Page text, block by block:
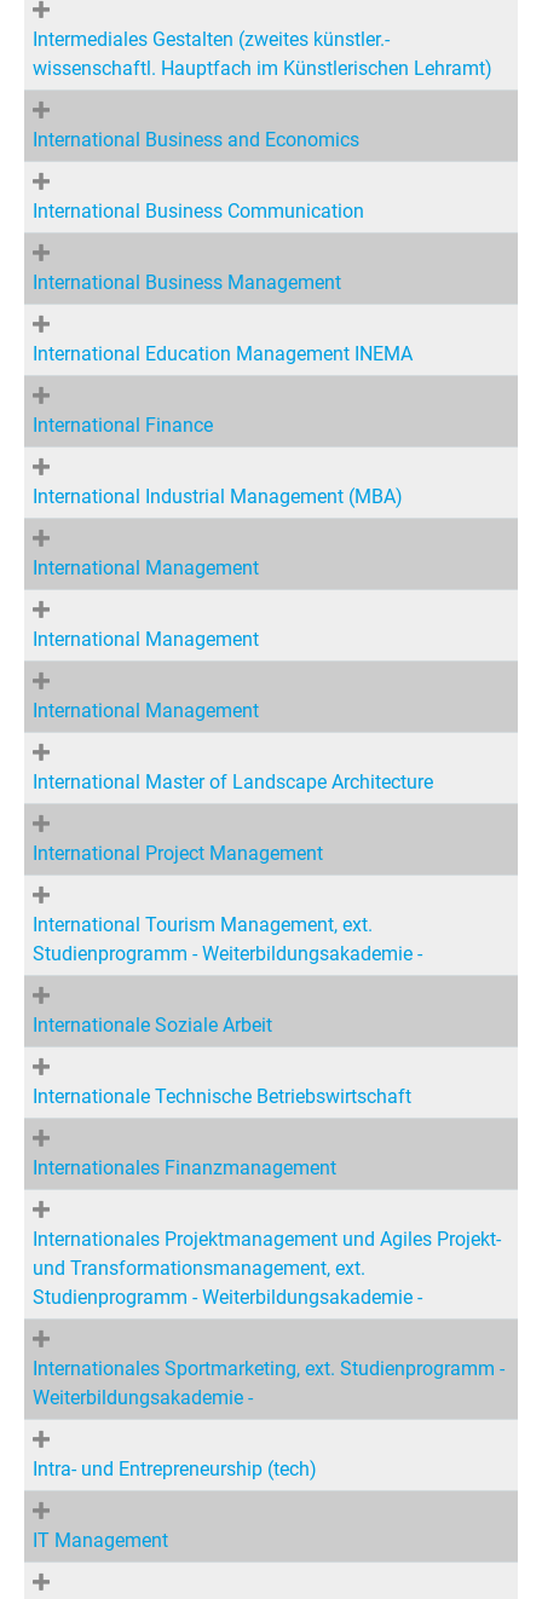
Intermediales Gestalten (zweites künstler.-
wissenschaftl. Hauptfach im Künstlerischen Lehramt)
International Business and Economics
International Business Communication
International Business Management
International Education Management INEMA
International Finance
International Industrial Management (MBA)
International Management
International Management
International Management
International Master of Landscape Architecture
International Project Management
International Tourism Management, ext.
Studienprogramm - Weiterbildungsakademie -
Internationale Soziale Arbeit
Internationale Technische Betriebswirtschaft
Internationales Finanzmanagement
Internationales Projektmanagement und Agiles Projekt-
und Transformationsmanagement, ext.
Studienprogramm - Weiterbildungsakademie -
Internationales Sportmarketing, ext. Studienprogramm -
Weiterbildungsakademie -
Intra- und Entrepreneurship (tech)
IT Management